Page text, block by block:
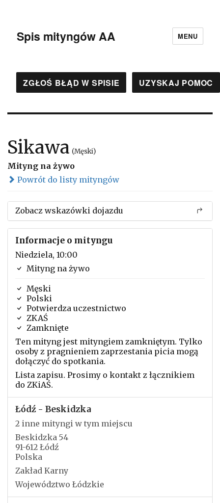
Spis mityngów AA MENU
ZGŁOŚ BŁĄD W SPISIE UZYSKAJ POMOC
Sikawa (Męski)
Mityng na żywo
Powrót do listy mityngów
Zobacz wskazówki dojazdu
Informacje o mityngu
Niedziela, 10:00
Mityng na żywo
Męski
Polski
Potwierdza uczestnictwo
ZKAŚ
Zamknięte
Ten mityng jest mityngiem zamkniętym. Tylko
osoby z pragnieniem zaprzestania picia mogą
dołączyć do spotkania.
Lista zapisu. Prosimy o kontakt z łącznikiem
do ZKiAŚ.
Łódź - Beskidzka
2 inne mityngi w tym miejscu
Beskidzka 54
91-612 Łódź
Polska
Zakład Karny
Województwo Łódzkie